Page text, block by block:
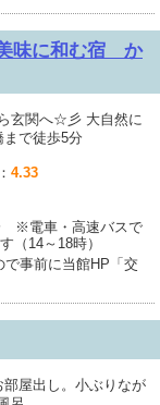
味に和む宿 か
玄関へ☆彡 大自然に
で徒歩5分
4.33
※電車・高速バスで
（14～18時）
事前に当館HP「交
屋出し。小ぶりなが